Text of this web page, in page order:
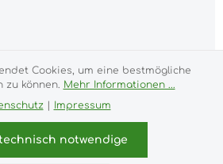
gesetzl. Mehrwertsteuer zzgl.
ggf. Nachnahmegebühren, wenn
und Zahlungsbedingungen
Cookies, um eine bestmögliche
zu können. Mehr Informationen ...
Impressum
notwendige